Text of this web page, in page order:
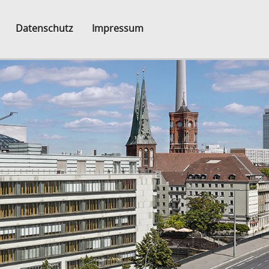
Datenschutz Impressum